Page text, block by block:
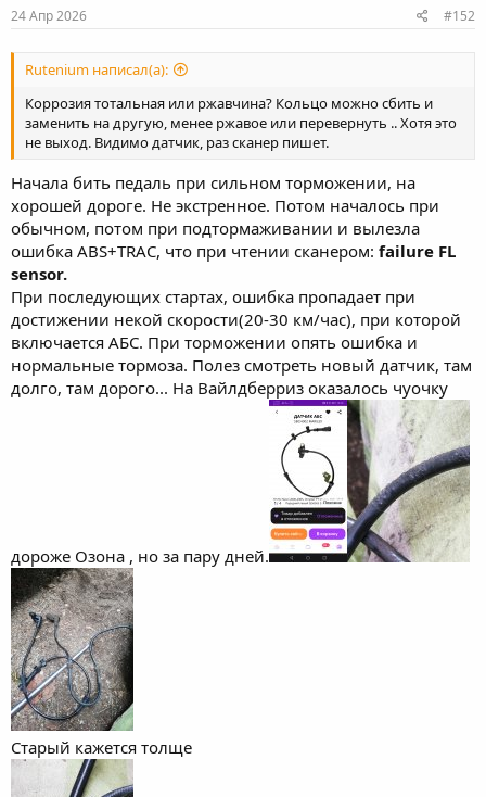
24 Апр 2026 #152
Rutenium написал(а):
Коррозия тотальная или ржавчина? Кольцо можно сбить и
заменить на другую, менее ржавое или перевернуть .. Хотя это
не выход. Видимо датчик, раз сканер пишет.
Начала бить педаль при сильном торможении, на
хорошей дороге. Не экстренное. Потом началось при
обычном, потом при подтормаживании и вылезла
ошибка ABS+TRAC, что при чтении сканером: failure FL
sensor.
При последующих стартах, ошибка пропадает при
достижении некой скорости(20-30 км/час), при которой
включается АБС. При торможении опять ошибка и
нормальные тормоза. Полез смотреть новый датчик, там
долго, там дорого... На Вайлдберриз оказалось чуочку
дороже Озона , но за пару дней.
Старый кажется толще